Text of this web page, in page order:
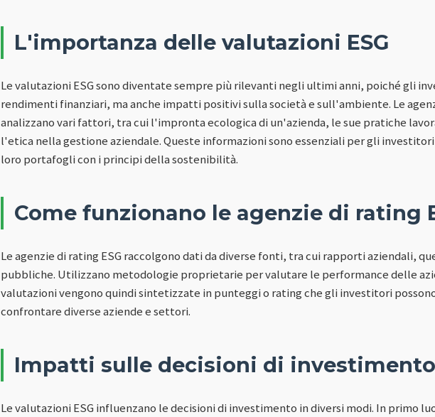
L'importanza delle valutazioni ESG
Le valutazioni ESG sono diventate sempre più rilevanti negli ultimi anni, poiché gli
rendimenti finanziari, ma anche impatti positivi sulla società e sull'ambiente. Le
analizzano vari fattori, tra cui l'impronta ecologica di un'azienda, le sue pratiche
l'etica nella gestione aziendale. Queste informazioni sono essenziali per gli
loro portafogli con i principi della sostenibilità.
Come funzionano le agenzie di rating
Le agenzie di rating ESG raccolgono dati da diverse fonti, tra cui rapporti aziendali,
pubbliche. Utilizzano metodologie proprietarie per valutare le performance delle
valutazioni vengono quindi sintetizzate in punteggi o rating che gli investitori
confrontare diverse aziende e settori.
Impatti sulle decisioni di investimento
Le valutazioni ESG influenzano le decisioni di investimento in diversi modi. In primo